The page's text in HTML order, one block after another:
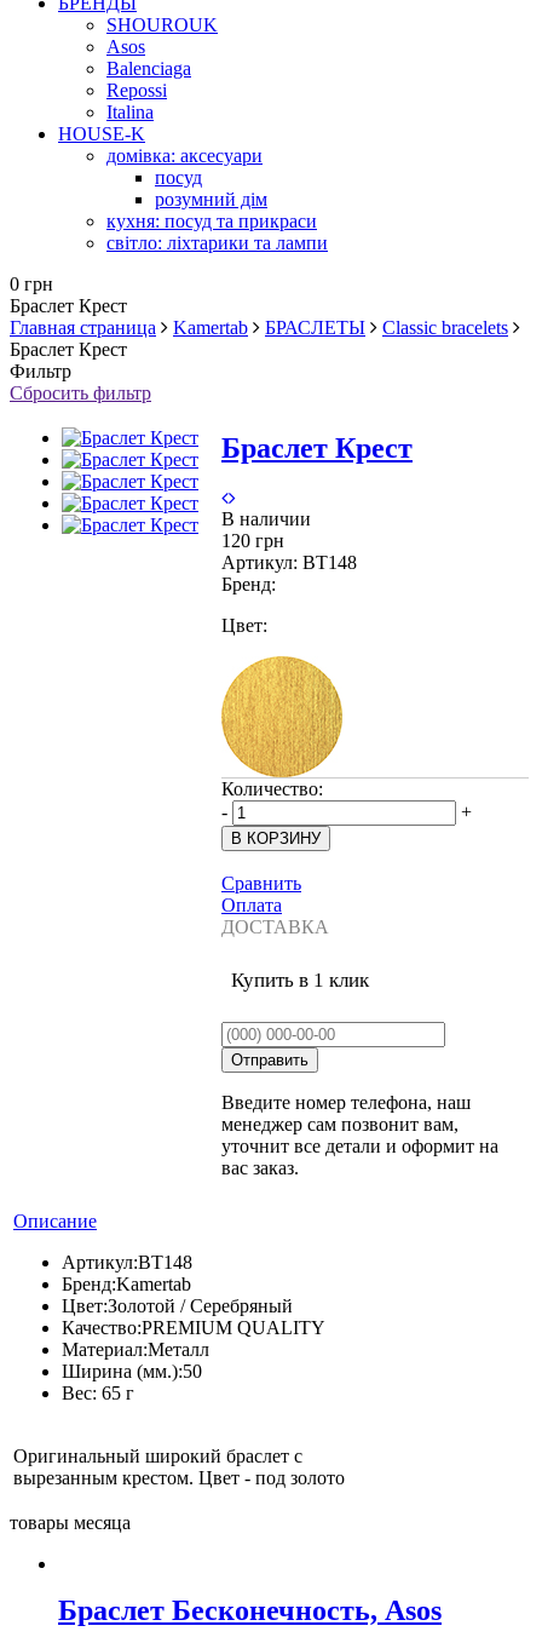
SHOUROUK
Asos
Balenciaga
Repossi
Italina
HOUSE-K
домівка: аксесуари
посуд
розумний дім
кухня: посуд та прикраси
світло: ліхтарики та лампи
0 грн
Браслет Крест
Главная страница
Kamertab БРАСЛЕТЫ
Classic bracelets
Браслет Крест
Фильтр
Сбросить фильтр
Браслет Крест
В наличии
120 грн
Артикул: BT148
Бренд:
Цвет:
Количество:
-
+
Сравнить
Оплата
ДОСТАВКА
Купить в 1 клик
Введите номер телефона, наш
менеджер сам позвонит вам,
уточнит все детали и оформит на
вас заказ.
Описание
Артикул:BT148
Бренд:Kamertab
Цвет:Золотой / Серебряный
Качество:PREMIUM QUALITY
Материал:Металл
Ширина (мм.):50
Вес: 65 г
Оригинальный широкий браслет с
вырезанным крестом. Цвет - под золото
товары месяца
Браслет Бесконечность, Asos